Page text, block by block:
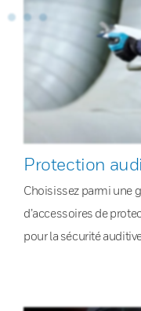
Protection
Choisissez parmi une
d’accessoires de
pour la sécurité